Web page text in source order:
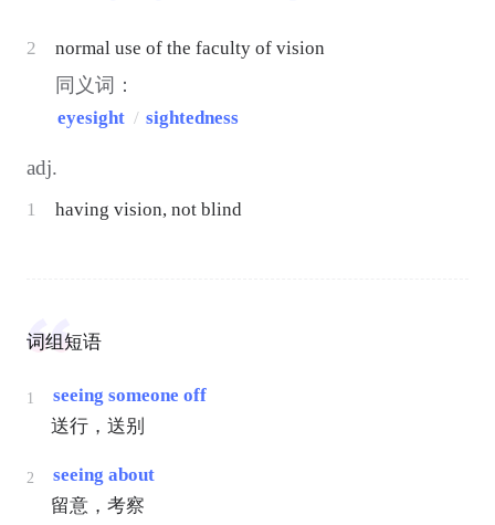
2 normal use of the faculty of vision
同义词：
eyesight / sightedness
adj.
1 having vision, not blind
词组短语
1
seeing someone off
送行，送别
2
seeing about
留意，考察